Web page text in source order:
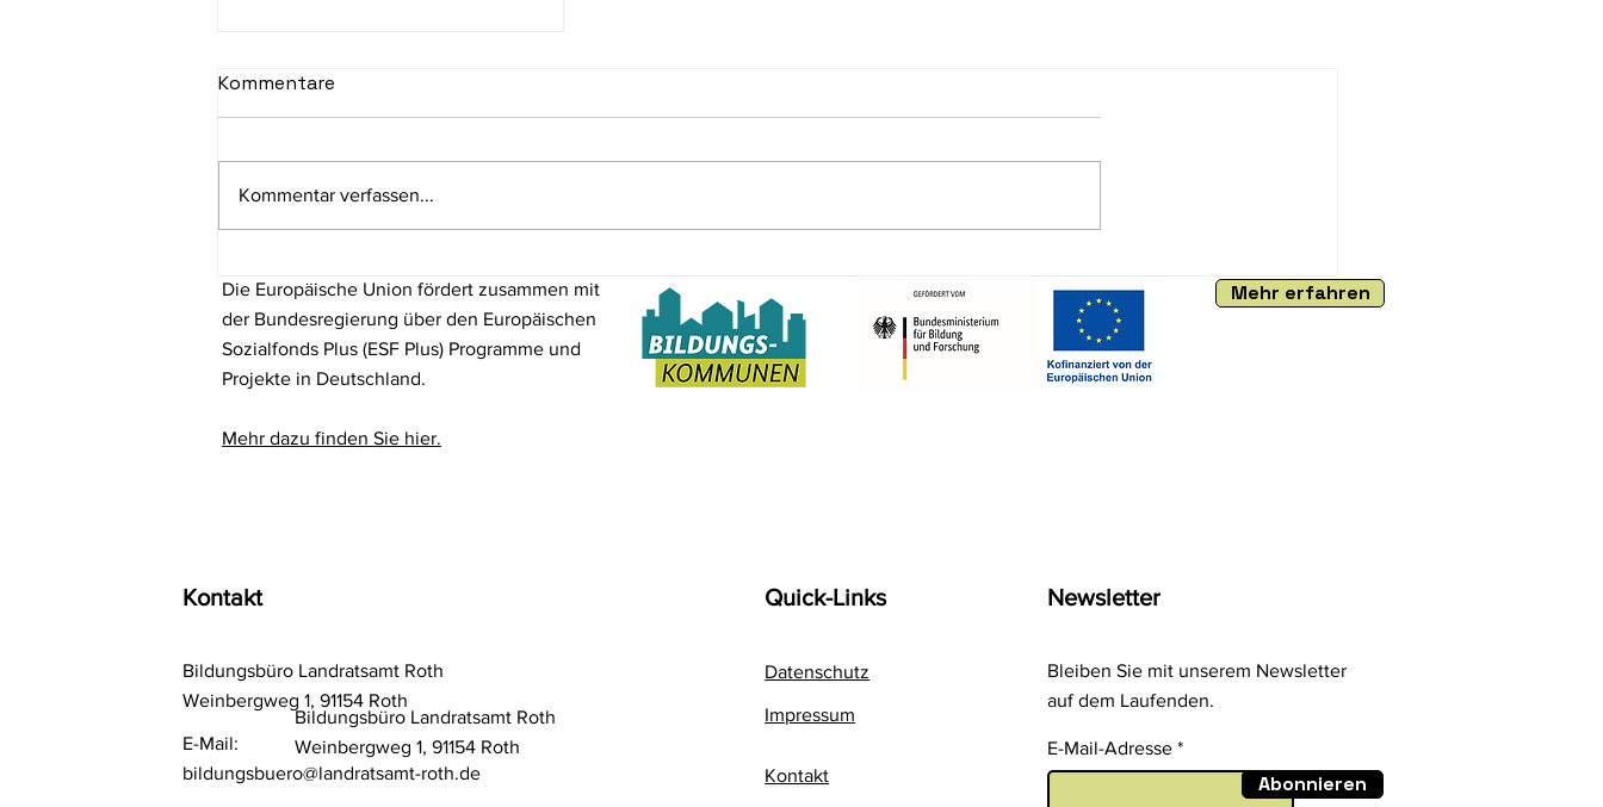
Gymnasium Hilpoltstein
gewinnt Schulradeln und
damit eine Servicestation
Kommentare
Kommentar verfassen...
Die Europäische Union fördert zusammen mit
der Bundesregierung über den Europäischen
Sozialfonds Plus (ESF Plus) Programme und
Projekte in Deutschland.
Mehr dazu finden Sie hier.
Mehr erfahren
Kontakt
Bildungsbüro Landratsamt Roth
Weinbergweg 1, 91154 Roth
E-Mail:
bildungsbuero@landratsamt-roth.de
Bildungsbüro Landratsamt Roth
Weinbergweg 1, 91154 Roth
Quick-Links
Datenschutz
Impressum
Kontakt
Newsletter
Bleiben Sie mit unserem Newsletter
auf dem Laufenden.
E-Mail-Adresse
Abonnieren